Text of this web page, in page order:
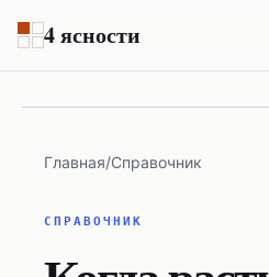
4 ясности
Главная/Справочник
СПРАВОЧНИК